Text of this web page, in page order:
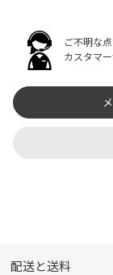
ご不明な
カスタマ
配送と送料